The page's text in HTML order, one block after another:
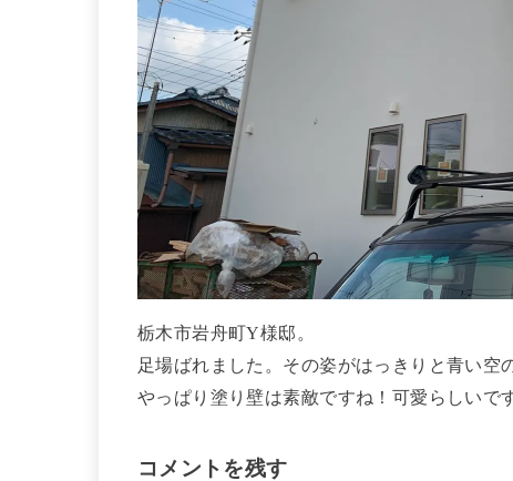
栃木市岩舟町Y様邸。
足場ばれました。その姿がはっきりと青い空
やっぱり塗り壁は素敵ですね！可愛らしいで
コメントを残す